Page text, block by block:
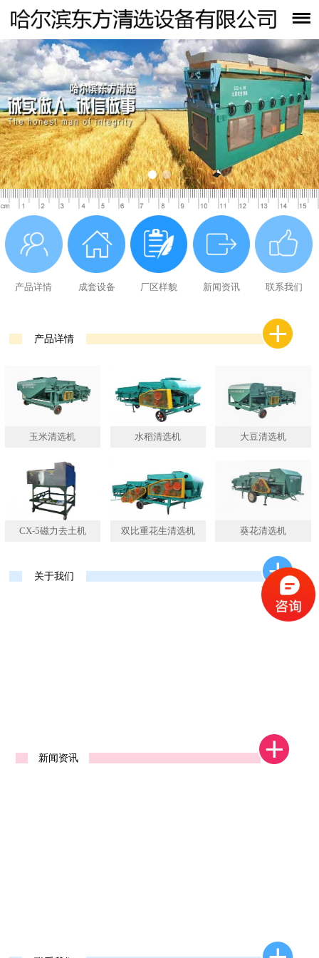
产品详情 成套设备 厂区样貌 新闻资讯 联系我们
产品详情
玉米清选机 水稻清选机 大豆清选机
CX-5磁力去土机 双比重花生清选机 葵花清选机
关于我们
新闻资讯